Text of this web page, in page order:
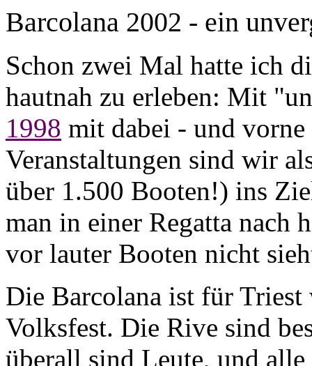
Barcolana 2002 - ein
Schon zwei Mal hatte ich
hautnah zu erleben: Mit
1998 mit dabei - und
Veranstaltungen sind wir
über 1.500 Booten!) ins
man in einer Regatta nach
vor lauter Booten nicht
Die Barcolana ist für
Volksfest. Die Rive sind
überall sind Leute, und